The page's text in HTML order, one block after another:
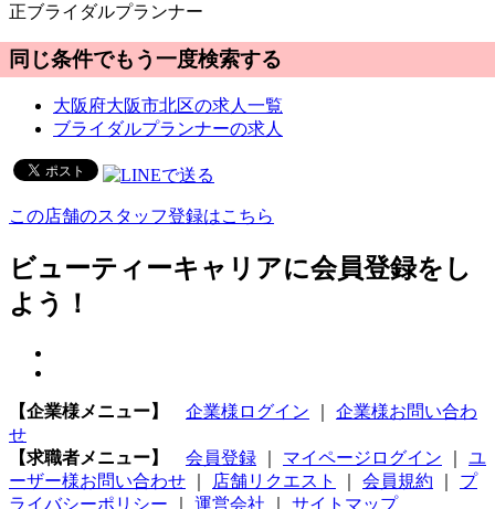
正ブライダルプランナー
同じ条件でもう一度検索する
大阪府大阪市北区の求人一覧
ブライダルプランナーの求人
この店舗のスタッフ登録はこちら
ビューティーキャリアに会員登録をし
よう！
【企業様メニュー】 企業様ログイン
企業様お問い合わ
せ
【求職者メニュー】
会員登録 マイページログイン
ユ
ーザー様お問い合わせ
店舗リクエスト 会員規約
プ
ライバシーポリシー
運営会社 サイトマップ